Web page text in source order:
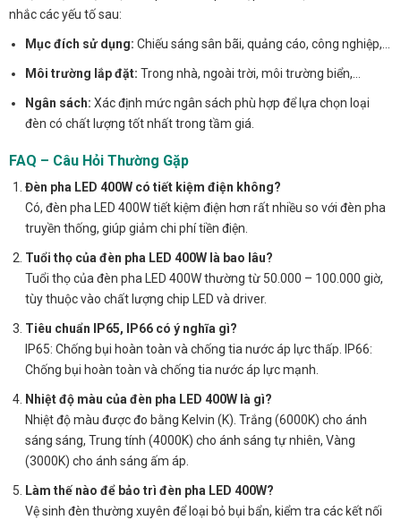
nhắc các yếu tố sau:
Mục đích sử dụng: Chiếu sáng sân bãi, quảng cáo, công nghiệp,…
Môi trường lắp đặt: Trong nhà, ngoài trời, môi trường biển,…
Ngân sách: Xác định mức ngân sách phù hợp để lựa chọn loại
đèn có chất lượng tốt nhất trong tầm giá.
FAQ – Câu Hỏi Thường Gặp
Đèn pha LED 400W có tiết kiệm điện không?
Có, đèn pha LED 400W tiết kiệm điện hơn rất nhiều so với đèn pha
truyền thống, giúp giảm chi phí tiền điện.
Tuổi thọ của đèn pha LED 400W là bao lâu?
Tuổi thọ của đèn pha LED 400W thường từ 50.000 – 100.000 giờ,
tùy thuộc vào chất lượng chip LED và driver.
Tiêu chuẩn IP65, IP66 có ý nghĩa gì?
IP65: Chống bụi hoàn toàn và chống tia nước áp lực thấp. IP66:
Chống bụi hoàn toàn và chống tia nước áp lực mạnh.
Nhiệt độ màu của đèn pha LED 400W là gì?
Nhiệt độ màu được đo bằng Kelvin (K). Trắng (6000K) cho ánh
sáng sáng, Trung tính (4000K) cho ánh sáng tự nhiên, Vàng
(3000K) cho ánh sáng ấm áp.
Làm thế nào để bảo trì đèn pha LED 400W?
Vệ sinh đèn thường xuyên để loại bỏ bụi bẩn, kiểm tra các kết nối